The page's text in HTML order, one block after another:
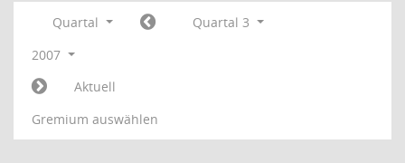
Quartal
Quartal 3
2007
Aktuell
Gremium auswählen